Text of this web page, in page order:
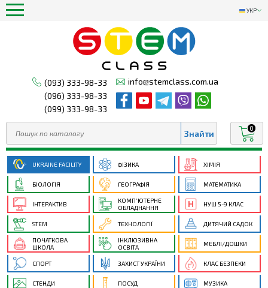
УКР
(093) 333-98-33
(096) 333-98-33
(099) 333-98-33
info@stemclass.com.ua
0
UKRAINE FACILITY ФІЗИКА ХІМІЯ
БІОЛОГІЯ ГЕОГРАФІЯ МАТЕМАТИКА
ІНТЕРАКТИВ
КОМП’ЮТЕРНЕ
ОБЛАДНАННЯ
НУШ 5-9 КЛАС
STEM ТЕХНОЛОГІЇ ДИТЯЧИЙ САДОК
ПОЧАТКОВА
ШКОЛА
ІНКЛЮЗИВНА
ОСВІТА
МЕБЛІ/ДОШКИ
СПОРТ ЗАХИСТ УКРАЇНИ КЛАС БЕЗПЕКИ
СТЕНДИ ПОСУД МУЗИКА